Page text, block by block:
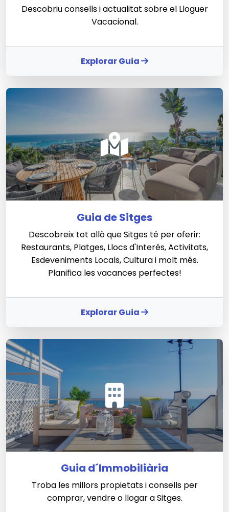
Descobriu consells i actualitat sobre el Lloguer
Vacacional.
Explorar Guia
Guia de Sitges
Descobreix tot allò que Sitges té per oferir:
Restaurants, Platges, Llocs d'Interès, Activitats,
Esdeveniments Locals, Cultura i molt més.
Planifica les vacances perfectes!
Explorar Guia
Guia d´Immobiliària
Troba les millors propietats i consells per
comprar, vendre o llogar a Sitges.